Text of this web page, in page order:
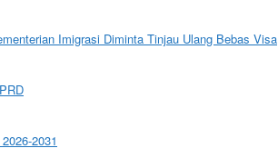
Imigrasi Diminta Tinjau Ulang Bebas Visa
2031